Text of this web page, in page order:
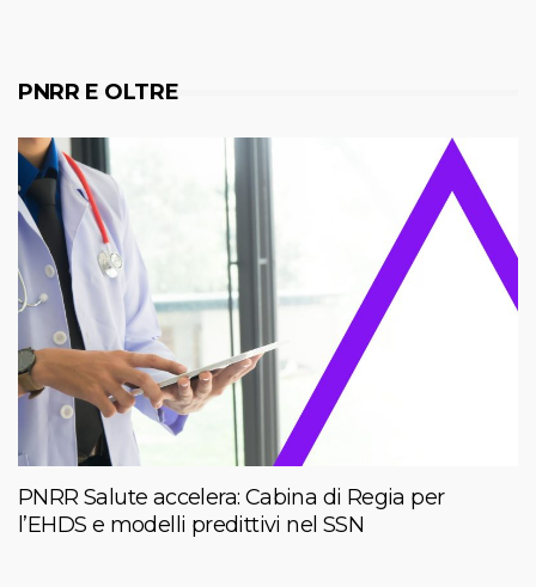
PNRR E OLTRE
PNRR Salute accelera: Cabina di Regia per
l’EHDS e modelli predittivi nel SSN